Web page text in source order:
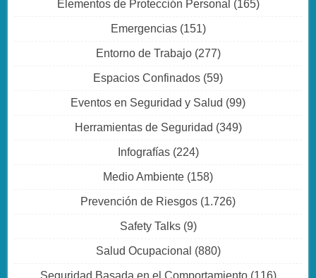
Elementos de Protección Personal (165)
Emergencias(151)
Entorno de Trabajo(277)
Espacios Confinados (59)
Eventos en Seguridad y Salud (99)
Herramientas de Seguridad (349)
Infografías(224)
Medio Ambiente (158)
Prevención de Riesgos (1.726)
Safety Talks(9)
Salud Ocupacional (880)
Seguridad Basada en el Comportamiento(116)